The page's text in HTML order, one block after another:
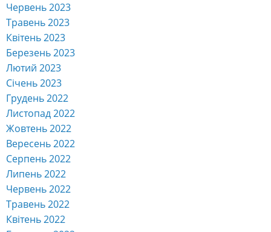
Червень 2023
Травень 2023
Квітень 2023
Березень 2023
Лютий 2023
Січень 2023
Грудень 2022
Листопад 2022
Жовтень 2022
Вересень 2022
Серпень 2022
Липень 2022
Червень 2022
Травень 2022
Квітень 2022